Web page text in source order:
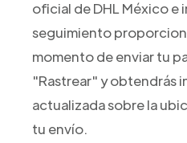
oficial de DHL México e
seguimiento
momento de enviar tu
"Rastrear" y obtendrás
actualizada sobre la
tu envío.